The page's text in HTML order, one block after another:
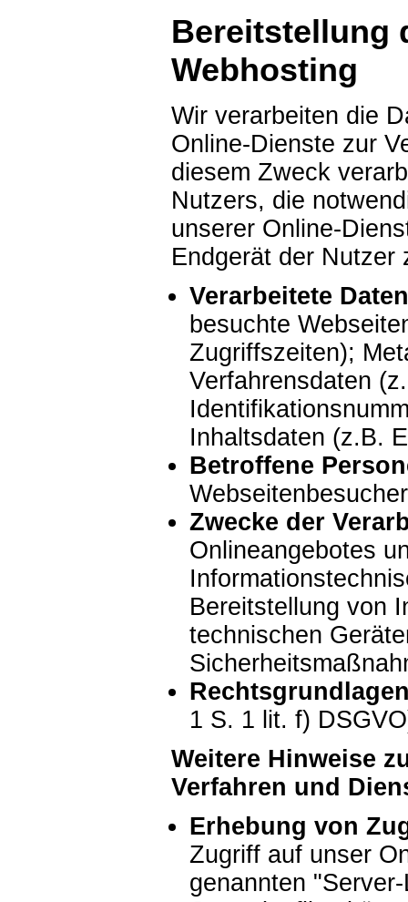
Bereitstellung
Webhosting
Wir verarbeiten die
Online-Dienste zur
diesem Zweck
Nutzers, die
unserer Online-
Endgerät der Nutzer
Verarbeitete
besuchte
Zugriffszeiten);
Verfahrensdaten
Inhaltsdaten (z.B.
Betroffene
Zwecke der
Onlineangebotes
Bereitstellung von
technischen
1 S. 1 lit. f)
Weitere Hinweise
Verfahren und
Erhebung von
Zugriff auf unser
genannten